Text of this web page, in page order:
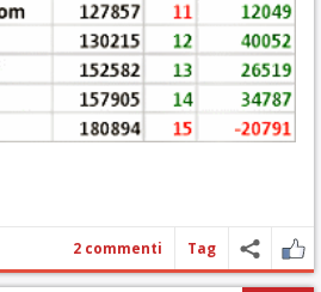
2 commenti Tag